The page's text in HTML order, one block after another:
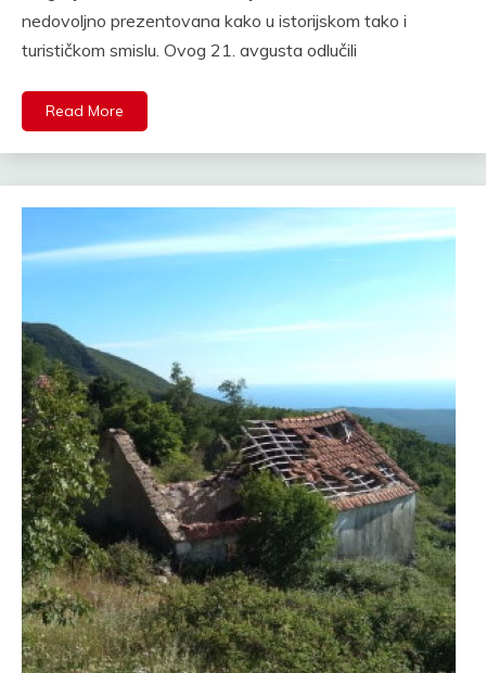
nedovoljno prezentovana kako u istorijskom tako i
turističkom smislu. Ovog 21. avgusta odlučili
Read More